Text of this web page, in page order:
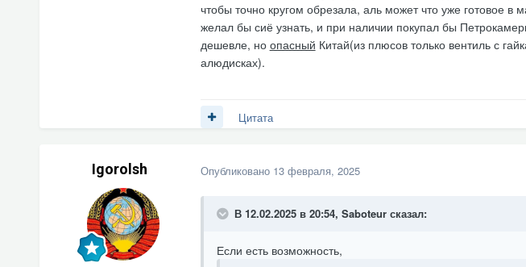
чтобы точно кругом обрезала, аль может что уже готовое в
желал бы сиё узнать, и при наличии покупал бы
дешевле, но опасный Китай(из плюсов только вентиль с
алюдисках).
Цитата
Igorolsh Опубликовано 13 февраля, 2025
В 12.02.2025 в 20:54, Saboteurсказал:
Если есть возможность,